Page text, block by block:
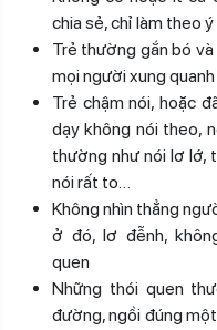
chia sẻ, chỉ làm theo
Trẻ thường gắn bó
mọi người xung quanh
Trẻ chậm nói, hoặc
dạy không nói theo,
thường như nói lơ lớ,
nói rất to…
Không nhìn thẳng
ở đó, lơ đễnh,
quen
Những thói quen
đường, ngồi đúng